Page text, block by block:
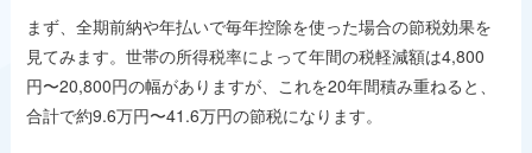
まず、全期前納や年払いで毎年控除を使った場合の節税効果を
見てみます。世帯の所得税率によって年間の税軽減額は4,800
円〜20,800円の幅がありますが、これを20年間積み重ねると、
合計で約9.6万円〜41.6万円の節税になります。